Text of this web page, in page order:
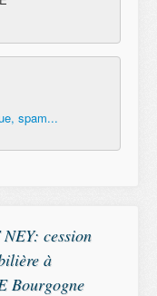
spam...
cession
à
Bourgogne